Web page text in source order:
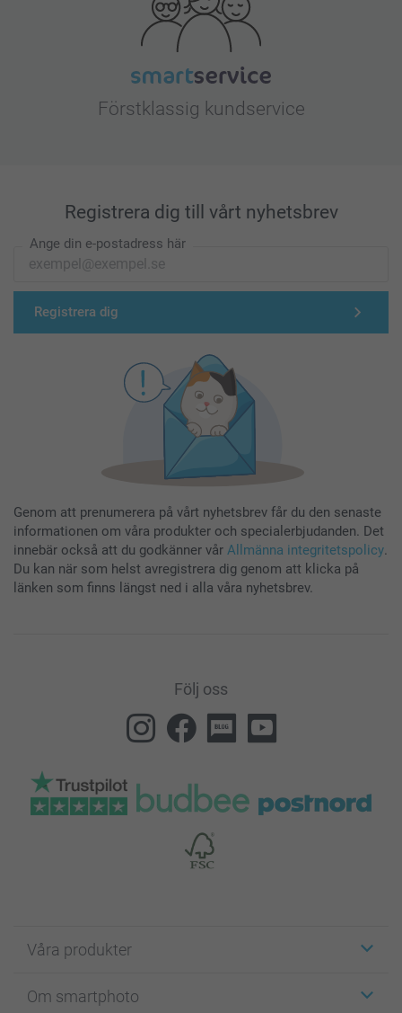
Förstklassig kundservice
Registrera dig till vårt nyhetsbrev
Ange din e-postadress här
Registrera dig
Genom att prenumerera på vårt nyhetsbrev får du den senaste
informationen om våra produkter och specialerbjudanden. Det
innebär också att du godkänner vår Allmänna integritetspolicy.
Du kan när som helst avregistrera dig genom att klicka på
länken som finns längst ned i alla våra nyhetsbrev.
Följ oss
Våra produkter
Fotokort
Om smartphoto